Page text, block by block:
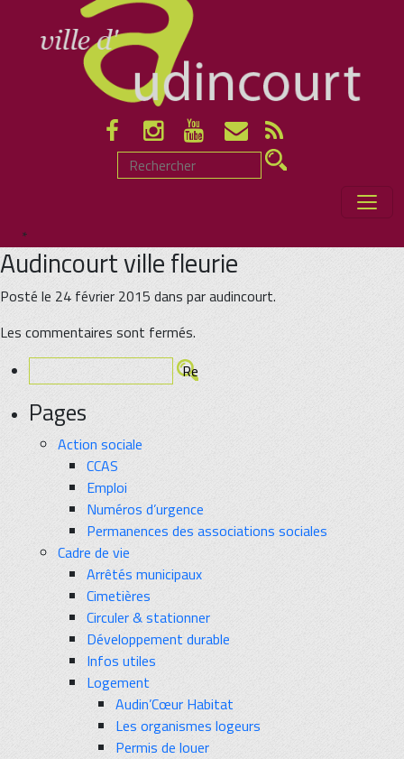
*
Audincourt ville fleurie
Posté le 24 février 2015 dans par audincourt.
Les commentaires sont fermés.
Pages
Action sociale
CCAS
Emploi
Numéros d’urgence
Permanences des associations sociales
Cadre de vie
Arrêtés municipaux
Cimetières
Circuler & stationner
Développement durable
Infos utiles
Logement
Audin’Cœur Habitat
Les organismes logeurs
Permis de louer